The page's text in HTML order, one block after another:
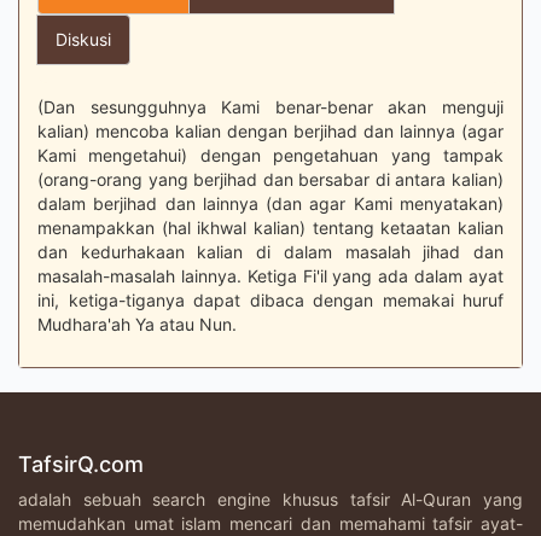
Diskusi
(Dan sesungguhnya Kami benar-benar akan menguji
kalian) mencoba kalian dengan berjihad dan lainnya (agar
Kami mengetahui) dengan pengetahuan yang tampak
(orang-orang yang berjihad dan bersabar di antara kalian)
dalam berjihad dan lainnya (dan agar Kami menyatakan)
menampakkan (hal ikhwal kalian) tentang ketaatan kalian
dan kedurhakaan kalian di dalam masalah jihad dan
masalah-masalah lainnya. Ketiga Fi'il yang ada dalam ayat
ini, ketiga-tiganya dapat dibaca dengan memakai huruf
Mudhara'ah Ya atau Nun.
TafsirQ.com
adalah sebuah search engine khusus tafsir Al-Quran yang
memudahkan umat islam mencari dan memahami tafsir ayat-